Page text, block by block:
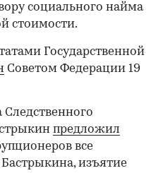
социального найма
стоимости.
Государственной
Советом Федерации 19
Следственного
предложил
все
изъятие